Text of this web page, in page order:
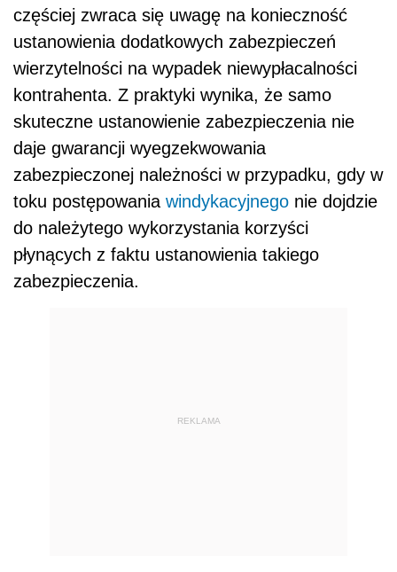
częściej zwraca się uwagę na konieczność
ustanowienia dodatkowych zabezpieczeń
wierzytelności na wypadek niewypłacalności
kontrahenta. Z praktyki wynika, że samo
skuteczne ustanowienie zabezpieczenia nie
daje gwarancji wyegzekwowania
zabezpieczonej należności w przypadku, gdy w
toku postępowania windykacyjnego nie dojdzie
do należytego wykorzystania korzyści
płynących z faktu ustanowienia takiego
zabezpieczenia.
REKLAMA